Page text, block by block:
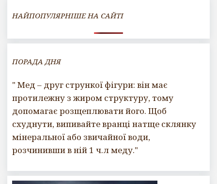
НАЙПОПУЛЯРНІШЕ НА САЙТІ
ПОРАДА ДНЯ
" Мед – друг стрункої фігури: він має
протилежну з жиром структуру, тому
допомагає розщеплювати його. Щоб
схуднути, випивайте вранці натще склянку
мінеральної або звичайної води,
розчинивши в ній 1 ч.л меду."